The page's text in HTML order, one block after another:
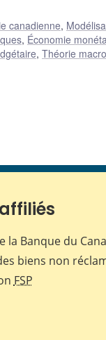
canadienne,
, Économie
, Théorie
la Banque du
biens non
FSP